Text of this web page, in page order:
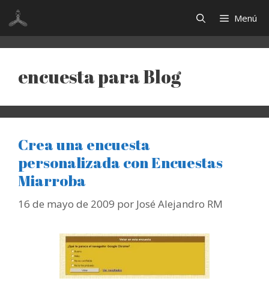
Saltar
contenido
Menú
encuesta para Blog
Crea una encuesta
personalizada con Encuestas
Miarroba
16 de mayo de 2009 por José Alejandro RM